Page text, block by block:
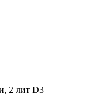
2 лит D3